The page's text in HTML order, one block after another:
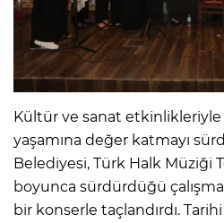
Kültür ve sanat etkinlikleriyle
yaşamına değer katmayı
Belediyesi, Türk Halk Müziği
boyunca sürdürdüğü
bir konserle taçlandırdı.